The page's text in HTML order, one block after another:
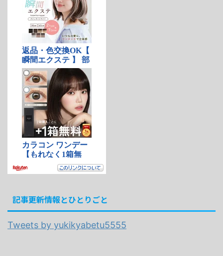
記事更新情報とひとりごと
Tweets by yukikyabetu5555